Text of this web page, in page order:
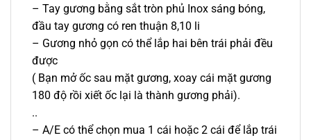
– Tay gương bằng sắt tròn phủ Inox sáng bóng,
đầu tay gương có ren thuận 8,10 li
– Gương nhỏ gọn có thể lắp hai bên trái phải đều
được
( Bạn mở ốc sau mặt gương, xoay cái mặt gương
180 độ rồi xiết ốc lại là thành gương phải).
..
– A/E có thể chọn mua 1 cái hoặc 2 cái để lắp trái